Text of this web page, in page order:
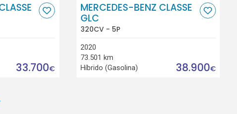
33.700€
MERCEDES-BENZ CLASSE
GLC
320CV - 5P
2020
73.501 km
Híbrido (Gasolina)
38.900€